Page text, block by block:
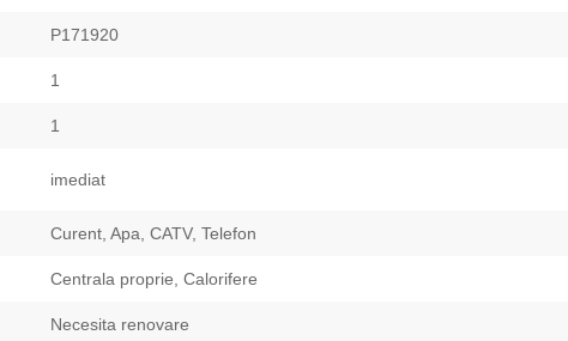
P171920
1
1
imediat
Curent, Apa, CATV, Telefon
Centrala proprie, Calorifere
Necesita renovare